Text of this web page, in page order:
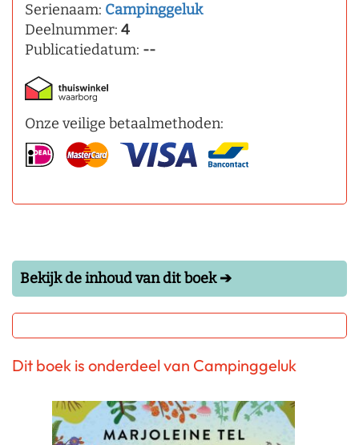
Serienaam: Campinggeluk
Deelnummer: 4
Publicatiedatum: --
Onze veilige betaalmethoden:
Bekijk de inhoud van dit boek ➔
Dit boek is onderdeel van Campinggeluk